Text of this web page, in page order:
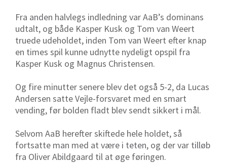
Fra anden halvlegs indledning var AaB’s dominans
udtalt, og både Kasper Kusk og Tom van Weert
truede udeholdet, inden Tom van Weert efter knap
en times spil kunne udnytte nydeligt opspil fra
Kasper Kusk og Magnus Christensen.
Og fire minutter senere blev det også 5-2, da Lucas
Andersen satte Vejle-forsvaret med en smart
vending, før bolden fladt blev sendt sikkert i mål.
Selvom AaB herefter skiftede hele holdet, så
fortsatte man med at være i teten, og der var tilløb
fra Oliver Abildgaard til at øge føringen.